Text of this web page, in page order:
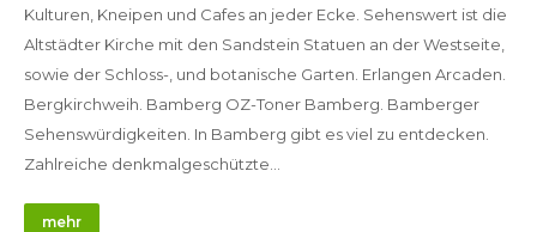
Kulturen, Kneipen und Cafes an jeder Ecke. Sehenswert ist die
Altstädter Kirche mit den Sandstein Statuen an der Westseite,
sowie der Schloss-, und botanische Garten. Erlangen Arcaden.
Bergkirchweih. Bamberg OZ-Toner Bamberg. Bamberger
Sehenswürdigkeiten. In Bamberg gibt es viel zu entdecken.
Zahlreiche denkmalgeschützte…
mehr